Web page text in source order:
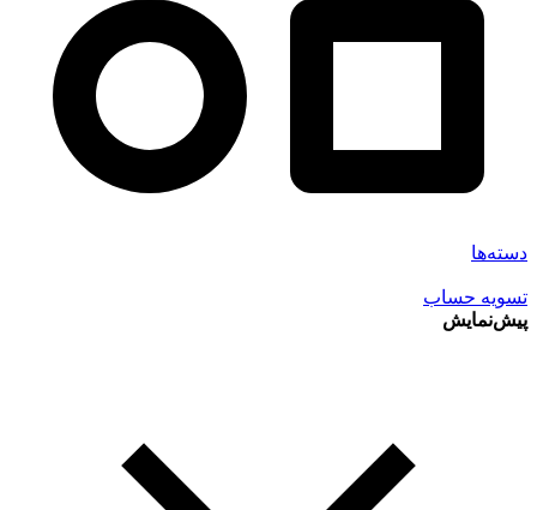
دسته‌ها
تسویه حساب
پیش‌نمایش